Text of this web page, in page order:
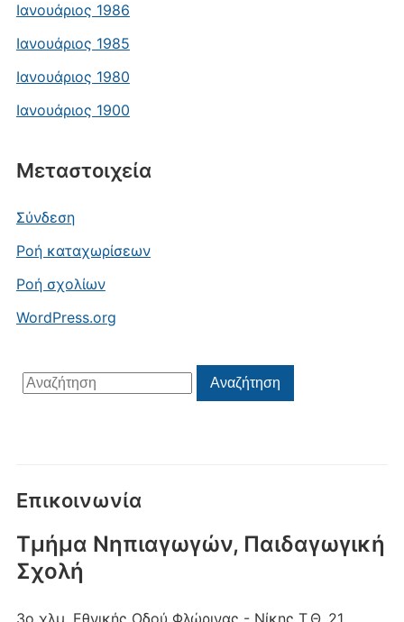
Ιανουάριος 1986
Ιανουάριος 1985
Ιανουάριος 1980
Ιανουάριος 1900
Μεταστοιχεία
Σύνδεση
Ροή καταχωρίσεων
Ροή σχολίων
WordPress.org
Αναζήτηση
για:
Αναζήτηση
Επικοινωνία
Τμήμα Νηπιαγωγών, Παιδαγωγική
Σχολή